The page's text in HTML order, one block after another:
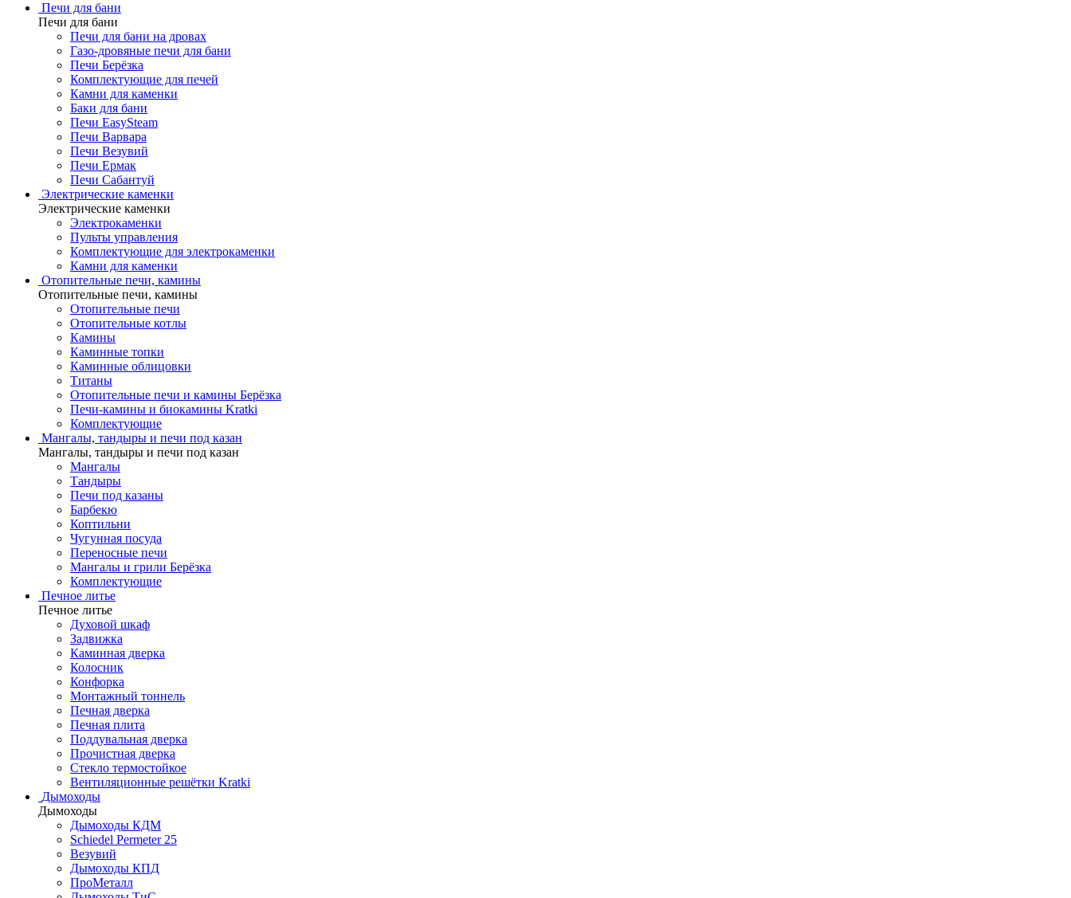
Печи для бани
Печи для бани
Печи для бани на дровах
Газо-дровяные печи для бани
Печи Берёзка
Комплектующие для печей
Камни для каменки
Баки для бани
Печи EasySteam
Печи Варвара
Печи Везувий
Печи Ермак
Печи Сабантуй
Электрические каменки
Электрические каменки
Электрокаменки
Пульты управления
Комплектующие для электрокаменки
Камни для каменки
Отопительные печи, камины
Отопительные печи, камины
Отопительные печи
Отопительные котлы
Камины
Каминные топки
Каминные облицовки
Титаны
Отопительные печи и камины Берёзка
Печи-камины и биокамины Kratki
Комплектующие
Мангалы, тандыры и печи под казан
Мангалы, тандыры и печи под казан
Мангалы
Тандыры
Печи под казаны
Барбекю
Коптильни
Чугунная посуда
Переносные печи
Мангалы и грили Берёзка
Комплектующие
Печное литье
Печное литье
Духовой шкаф
Задвижка
Каминная дверка
Колосник
Конфорка
Монтажный тоннель
Печная дверка
Печная плита
Поддувальная дверка
Прочистная дверка
Стекло термостойкое
Вентиляционные решётки Kratki
Дымоходы
Дымоходы
Дымоходы КДМ
Schiedel Permeter 25
Везувий
Дымоходы КПД
ПроМеталл